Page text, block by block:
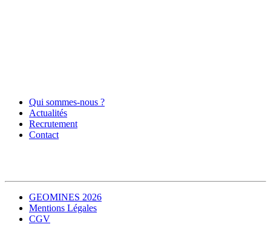
Qui sommes-nous ?
Actualités
Recrutement
Contact
GEOMINES 2026
Mentions Légales
CGV